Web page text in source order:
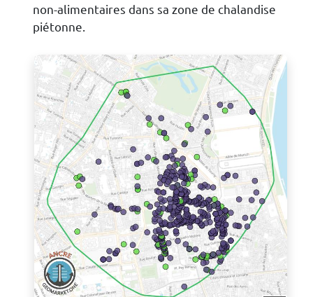
non-alimentaires dans sa zone de chalandise
piétonne.